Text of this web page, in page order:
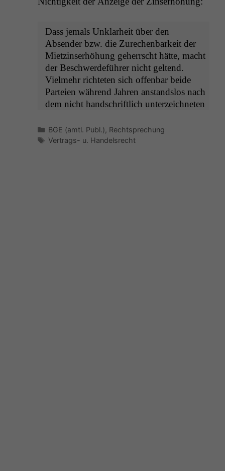
Dass jemals Unklarheit über den
Absender bzw. die Zurechen­barkeit der
Miet­zin­ser­höhung geherrscht hätte, macht
der Beschw­erde­führer nicht gel­tend.
Vielmehr richteten sich offen­bar bei­de
Parteien während Jahren anstand­s­los nach
dem nicht hand­schriftlich unterze­ich­neten
Kategorien
BGE (amtl. Publ.), Rechtsprechung
Schlagwörter
Vertrags- u. Handelsrecht